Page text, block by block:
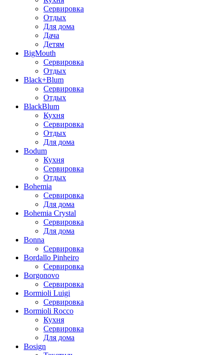
Сервировка
Отдых
Для дома
Дача
Детям
BigMouth
Сервировка
Отдых
Black+Blum
Сервировка
Отдых
BlackBlum
Кухня
Сервировка
Отдых
Для дома
Bodum
Кухня
Сервировка
Отдых
Bohemia
Сервировка
Для дома
Bohemia Crystal
Сервировка
Для дома
Bonna
Сервировка
Bordallo Pinheiro
Сервировка
Borgonovo
Сервировка
Bormioli Luigi
Сервировка
Bormioli Rocco
Кухня
Сервировка
Для дома
Bosign